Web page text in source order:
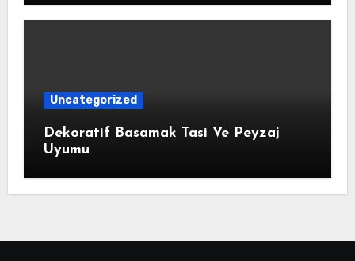
Uncategorized
Dekoratif Basamak Tasi Ve Peyzaj
Uyumu